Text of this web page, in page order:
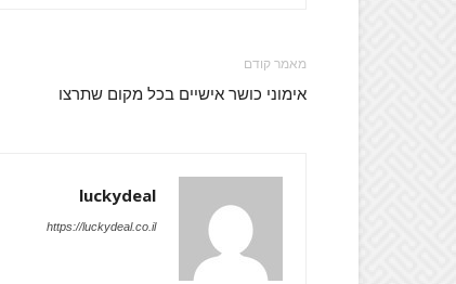
מאמר קודם
אימוני כושר אישיים בכל מקום שתרצו
luckydeal
https://luckydeal.co.il